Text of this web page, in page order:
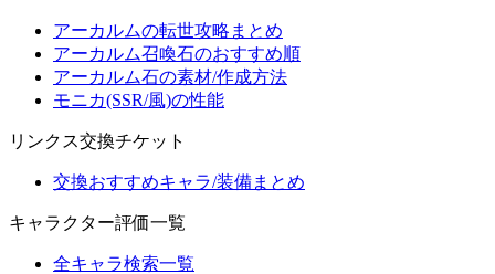
アーカルムの転世攻略まとめ
アーカルム召喚石のおすすめ順
アーカルム石の素材/作成方法
モニカ(SSR/風)の性能
リンクス交換チケット
交換おすすめキャラ/装備まとめ
キャラクター評価一覧
全キャラ検索一覧